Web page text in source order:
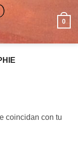
0
coincidan con tu